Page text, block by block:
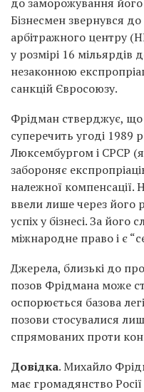
Бізнесмен звернувся
арбітражного центру
у розмірі 16 мільярдів
незаконною
санкцій Євросоюзу.
Фрідман стверджує, що
суперечить угоді 1989
Люксембургом і СРСР
забороняє
належної компенсації.
ввели лише через його
успіх у бізнесі. За
міжнародне право і є
Джерела, близькі до
позов Фрідмана може
оспорюється базова
позови стосувалися
спрямованих проти
Довідка. Михайло
має громадянство